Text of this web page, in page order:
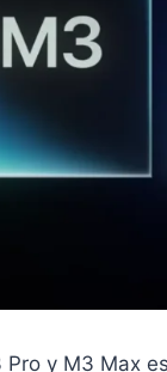
Pro y M3 Max